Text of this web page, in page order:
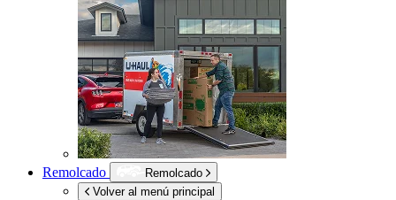
Remolcado
Remolcado
Volver al menú principal